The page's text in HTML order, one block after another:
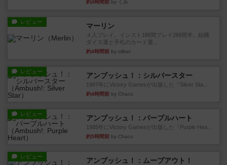
約4時間前 by くみ
レビュー マーリン
４人プレイ。インスト1時間プレイ2時間半。結構
ダイス運と手札のカード運...
約4時間前 by oliber
レビュー アンブッシュ！：シルバースター
1987年にVictory Gamesが出版した『Silver Sta...
約4時間前 by Chaco
レビュー アンブッシュ！：パープルハート
1985年にVictory Gamesが出版した『Purple Hea...
約5時間前 by Chaco
レビュー アンブッシュ！：ムーブアウト！